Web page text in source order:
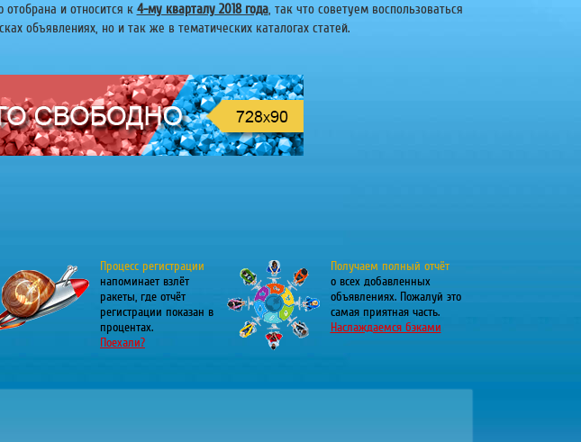
и относится к 4-му кварталу 2018 года, так что советуем воспользоваться
объявлениях, но и так же в тематических каталогах статей.
Процесс регистрации
напоминает взлёт
ракеты, где отчёт
регистрации показан в
процентах.
Поехали?
Получаем полный отчёт
о всех добавленных
объявлениях. Пожалуй это
самая приятная часть.
Наслаждаемся бэками